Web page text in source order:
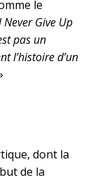
le
Never Give Up
pas un
l’histoire d’un
dont la
de la